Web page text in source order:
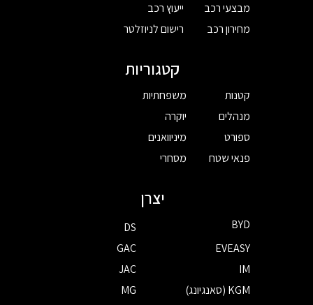
מבצעי רכב
מחירון רכב
ייעוץ רכב
רישום לניוזלטר
קטגוריות
קטנות
מנהלים
ספורט
פנאי שטח
משפחתיות
יוקרה
מיניוואנים
מסחרי
יצרן
BYD
DS
EVEASY
GAC
IM
JAC
KGM (סאנגיונג)
MG